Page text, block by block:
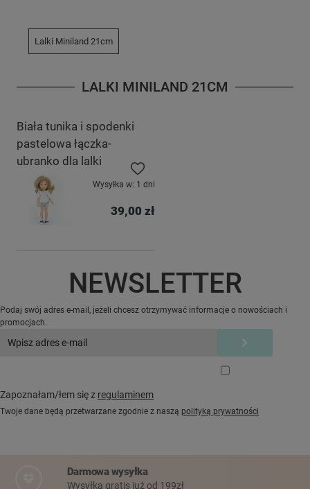
Lalki Miniland 21cm
LALKI MINILAND 21CM
Biała tunika i spodenki
pastelowa łączka-
ubranko dla lalki
Wysyłka w: 1 dni
39,00 zł
Do ulubionych
NEWSLETTER
Podaj swój adres e-mail, jeżeli chcesz otrzymywać informacje o nowościach i
promocjach.
Zapoznałam/łem się z regulaminem
Twoje dane będą przetwarzane zgodnie z naszą polityką prywatności
Darmowa wysyłka
Wysyłka gratis już od 199zł